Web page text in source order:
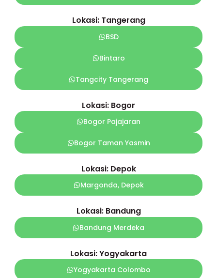
Lokasi: Tangerang
BSD
Bintaro
Tangcity Tangerang
Lokasi: Bogor
Bogor Pajajaran
Bogor Taman Yasmin
Lokasi: Depok
Margonda, Depok
Lokasi: Bandung
Bandung Merdeka
Lokasi: Yogyakarta
Yogyakarta Colombo